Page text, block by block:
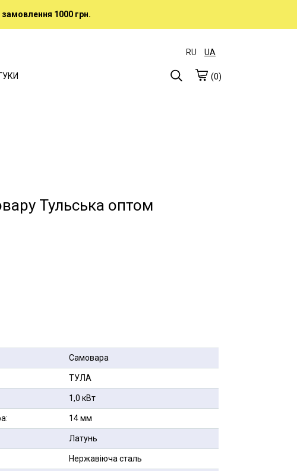
замовлення 1000 грн.
RU UA
(0)
Тульська оптом
Самовара
ТУЛА
1,0 кВт
14 мм
Латунь
Нержавіюча сталь